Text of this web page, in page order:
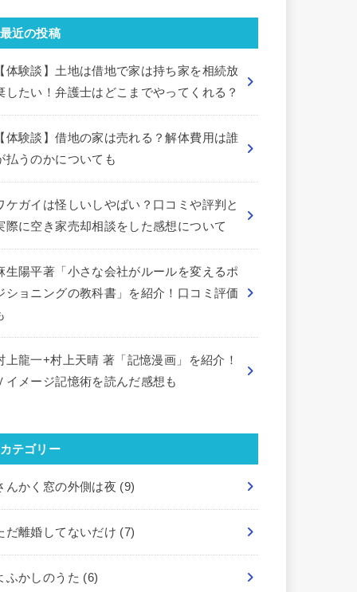
最近の投稿
体験談】土地は借地で家は持ち家を相続放
したい！弁護士はどこまでやってくれる？
体験談】借地の家は売れる？解体費用は誰
払うのかについても
ケガイは怪しいしやばい？口コミや評判と
際に空き家売却相談をした感想について
生陽平著「小さな会社がルールを変えるポ
ショニングの教科書」を紹介！口コミ評価
上龍一+村上天晴 著「記憶漫画」を紹介！
イメージ記憶術を読んだ感想も
カテゴリー
んかく窓の外側は夜 (9)
だ離婚してないだけ (7)
ふかしのうた (6)